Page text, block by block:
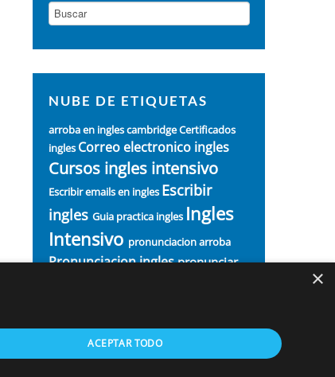
NUBE DE ETIQUETAS
arroba en inglescambridgeCertificados
ingles Correo electronico ingles
Cursos ingles intensivo
Escribir emails en ingles Escribir
ingles Guia practica ingles Ingles
Intensivo pronunciacion arroba
Pronunciacion inglespronunciar
×
ACEPTAR TODO